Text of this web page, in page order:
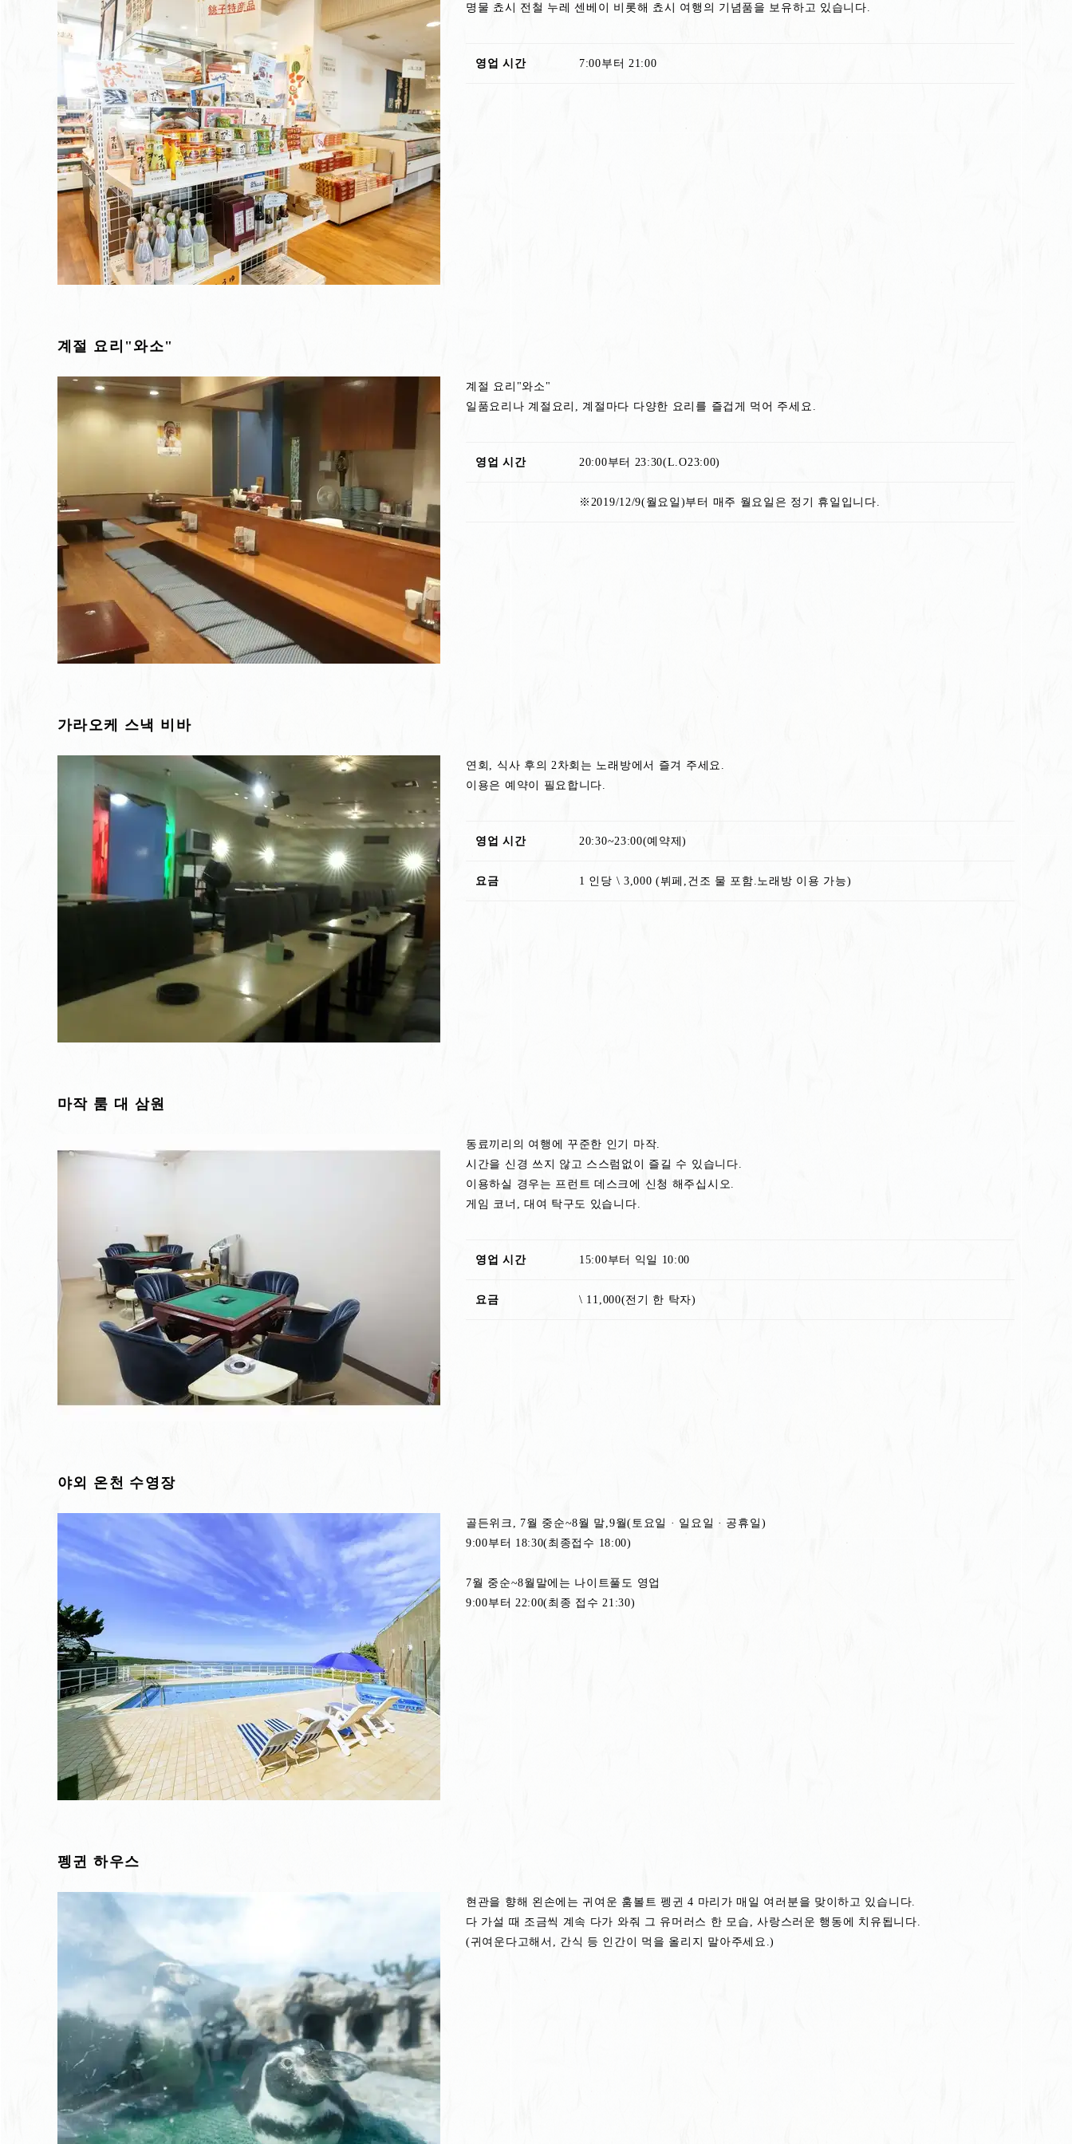
명물 쵸시 전철 누레 센베이 비롯해 쵸시 여행의 기념품을 보유하고 있습니다.
영업 시간 7:00부터 21:00
계절 요리"와소"
계절 요리"와소"
일품요리나 계절요리, 계절마다 다양한 요리를 즐겁게 먹어 주세요.
영업 시간 20:00부터 23:30(L.O23:00)
※2019/12/9(월요일)부터 매주 월요일은 정기 휴일입니다.
가라오케 스낵 비바
연회, 식사 후의 2차회는 노래방에서 즐겨 주세요.
이용은 예약이 필요합니다.
영업 시간 20:30~23:00(예약제)
요금 1 인당 \ 3,000 (뷔페,건조 물 포함.노래방 이용 가능)
마작 룸 대 삼원
동료끼리의 여행에 꾸준한 인기 마작.
시간을 신경 쓰지 않고 스스럼없이 즐길 수 있습니다.
이용하실 경우는 프런트 데스크에 신청 해주십시오.
게임 코너, 대여 탁구도 있습니다.
영업 시간 15:00부터 익일 10:00
요금 \ 11,000(전기 한 탁자)
야외 온천 수영장
골든위크, 7월 중순~8월 말,9월(토요일 · 일요일 · 공휴일)
9:00부터 18:30(최종접수 18:00)
7월 중순~8월말에는 나이트풀도 영업
9:00부터 22:00(최종 접수 21:30)
펭귄 하우스
현관을 향해 왼손에는 귀여운 훔볼트 펭귄 4 마리가 매일 여러분을 맞이하고 있습니다.
다 가설 때 조금씩 계속 다가 와줘 그 유머러스 한 모습, 사랑스러운 행동에 치유됩니다.
(귀여운다고해서, 간식 등 인간이 먹을 올리지 말아주세요.)